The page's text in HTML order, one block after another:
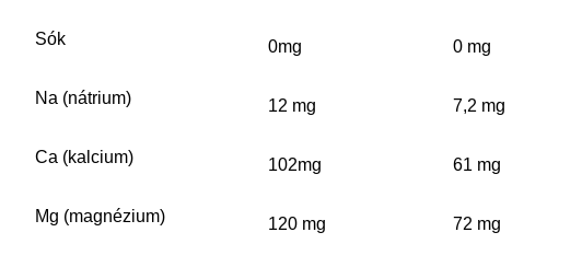
Sók 0mg 0 mg
Na (nátrium) 12 mg 7,2 mg
Ca (kalcium) 102mg 61 mg
Mg (magnézium) 120 mg 72 mg